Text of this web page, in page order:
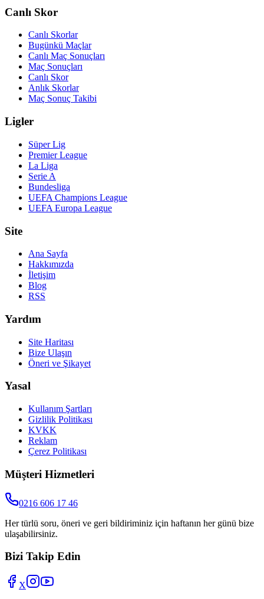
Canlı Skor
Canlı Skorlar
Bugünkü Maçlar
Canlı Maç Sonuçları
Maç Sonuçları
Canlı Skor
Anlık Skorlar
Maç Sonuç Takibi
Ligler
Süper Lig
Premier League
La Liga
Serie A
Bundesliga
UEFA Champions League
UEFA Europa League
Site
Ana Sayfa
Hakkımızda
İletişim
Blog
RSS
Yardım
Site Haritası
Bize Ulaşın
Öneri ve Şikayet
Yasal
Kullanım Şartları
Gizlilik Politikası
KVKK
Reklam
Çerez Politikası
Müşteri Hizmetleri
0216 606 17 46
Her türlü soru, öneri ve geri bildiriminiz için haftanın her günü bize
ulaşabilirsiniz.
Bizi Takip Edin
X